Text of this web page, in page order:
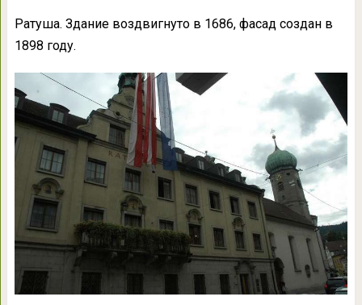
Ратуша. Здание воздвигнуто в 1686, фасад создан в
1898 году.